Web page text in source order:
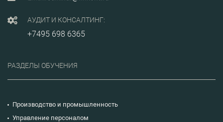
АУДИТ И КОНСАЛТИНГ:
+7495 698 6365
РАЗДЕЛЫ ОБУЧЕНИЯ
Производство и промышленность
Управление персоналом